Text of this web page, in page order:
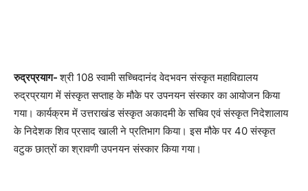
रुद्रप्रयाग-श्री 108 स्वामी सच्चिदानंद वेदभवन संस्कृत महाविद्यालय
रुद्रप्रयाग में संस्कृत सप्ताह के मौके पर उपनयन संस्कार का आयोजन किया
गया। कार्यक्रम में उत्तराखंड संस्कृत अकादमी के सचिव एवं संस्कृत निदेशालाय
के निदेशक शिव प्रसाद खाली ने प्रतिभाग किया। इस मौके पर 40 संस्कृत
वटुक छात्रों का श्रावणी उपनयन संस्कार किया गया।